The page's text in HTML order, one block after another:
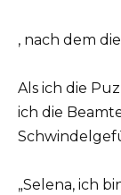
, nach dem
Als ich die
ich die
„Selena, ich